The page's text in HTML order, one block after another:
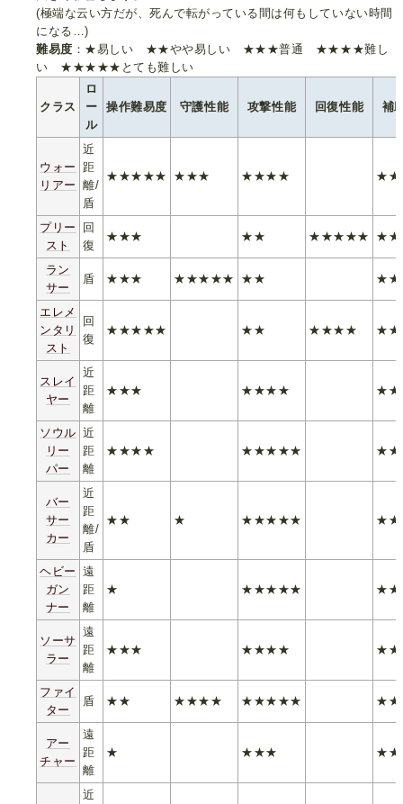
(極端な云い方だが、死んで転がっている間は何もしていない時間
になる…)
難易度 ：★易しい ★★やや易しい ★★★普通 ★★★★難し
い ★★★★★とても難しい
クラス
ロ
ー
ル
操作難易度 守護性能 攻撃性能 回復性能 補
ウォー
リアー
近
距
離/
盾
★★★★★ ★★★ ★★★★
プリー
スト
回
復
★★★ ★★ ★★★★★
ラン
サー
盾 ★★★ ★★★★★ ★★
エレメ
ンタリ
スト
回
復
★★★★★ ★★ ★★★★
スレイ
ヤー
近
距
離
★★★ ★★★★
ソウル
リー
パー
近
距
離
★★★★ ★★★★★
バー
サー
カー
近
距
離/
盾
★★ ★ ★★★★★ ★★
ヘビー
ガン
ナー
遠
距
離
★ ★★★★★
ソーサ
ラー
遠
距
離
★★★ ★★★★
ファイ
ター
盾 ★★ ★★★★ ★★★★★
アー
チャー
遠
距
離
★ ★★★
近